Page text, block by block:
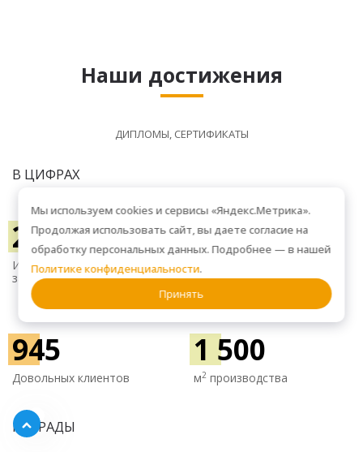
Наши достижения
ДИПЛОМЫ, СЕРТИФИКАТЫ
В ЦИФРАХ
2 750
Изготовили изделий на
заказ
35 500
Использовали м
МДФ
945
Довольных клиентов
1 500
м2 производства
НАГРАДЫ
Мы используем cookies и сервисы «Яндекс.Метрика».
Продолжая использовать сайт, вы даете согласие на
обработку персональных данных. Подробнее — в нашей
Политике конфиденциальности.
Принять